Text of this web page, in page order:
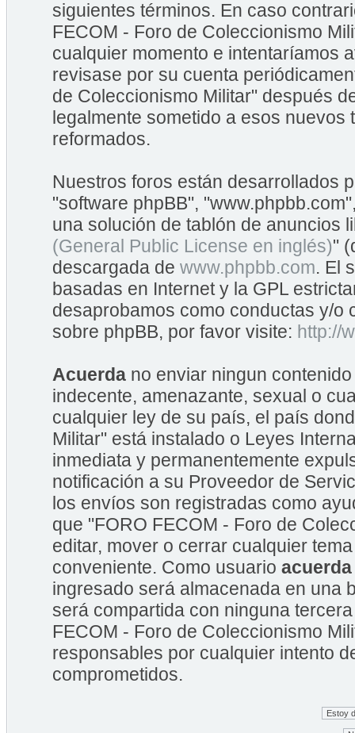
siguientes términos. En caso
FECOM - Foro de Coleccionismo
cualquier momento e intentaríamos
revisase por su cuenta
de Coleccionismo Militar" después
legalmente sometido a esos
reformados.
Nuestros foros están desarrollados
"software phpBB",
una solución de tablón de anuncios
(General Public License en inglés)"
descargada de www.phpbb.com. El
basadas en Internet y la GPL
desaprobamos como conductas y/o
sobre phpBB, por favor visite: http://
Acuerda no enviar ningun
indecente, amenazante, sexual o
cualquier ley de su país, el país
Militar" está instalado o Leyes
inmediata y permanentemente
notificación a su Proveedor de
los envíos son registradas como
que "FORO FECOM - Foro de
editar, mover o cerrar cualquier
conveniente. Como usuario acuerda
ingresado será almacenada en una
será compartida con ninguna
FECOM - Foro de Coleccionismo
responsables por cualquier intento
comprometidos.